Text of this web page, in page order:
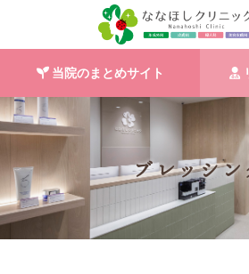
当院のまとめサイト
ブレッシ